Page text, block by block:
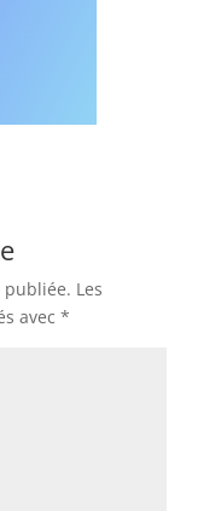
publiée. Les
avec *